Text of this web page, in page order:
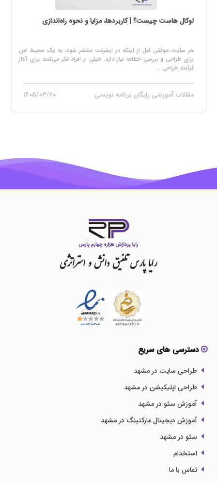
لوکال هاست چیست؟ | کاربردها، مزایا و نحوه راه‌اندازی
هر سایت موفقی قبل از اینکه در اینترنت منتشر شود، به یک محیط امن
برای طراحی و بررسی خطاها نیاز دارد. خیلی از افراد فکر می‌کنند برای آغاز
فرآیند طراحی ...
مقالات آموزشی رایگان برنامه نویسی ۱۴۰۵/۰۳/۲۰
رایاپارستلفیقدانشواستراتژی
دسترسی های سریع
طراحی سایت در مشهد
طراحی اپلیکیشن در مشهد
آموزش سئو در مشهد
آموزش دیجیتال مارکتینگ در مشهد
سئو در مشهد
استخدام
تماس با ما